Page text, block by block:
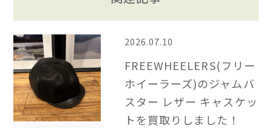
2026.07.10
FREEWHEELERS(フリー
ホイーラーズ)のジャムバ
スター レザー キャスケッ
トを買取りしました！